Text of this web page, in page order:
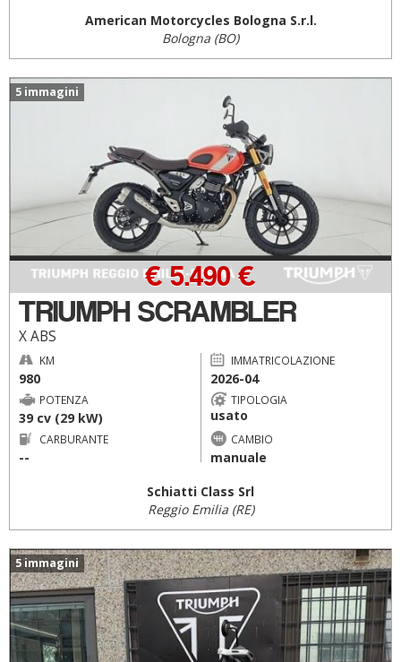
American Motorcycles Bologna S.r.l.
Bologna (BO)
5 immagini
TRIUMPH SCRAMBLER
X ABS
€ 5.490 €
KM
980
IMMATRICOLAZIONE
2026-04
POTENZA
39 cv (29 kW)
TIPOLOGIA
usato
CARBURANTE
--
CAMBIO
manuale
Schiatti Class Srl
Reggio Emilia (RE)
5 immagini